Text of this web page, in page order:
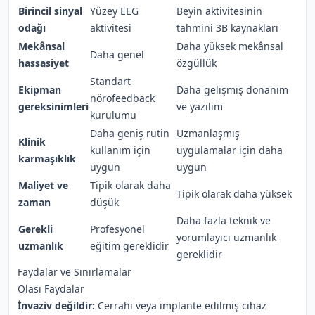
Birincil sinyal
odağı
Yüzey EEG
aktivitesi
Beyin aktivitesinin
tahmini 3B kaynakları
Mekânsal
hassasiyet
Daha genel
Daha yüksek mekânsal
özgüllük
Ekipman
gereksinimleri
Standart
nörofeedback
kurulumu
Daha gelişmiş donanım
ve yazılım
Klinik
karmaşıklık
Daha geniş rutin
kullanım için
uygun
Uzmanlaşmış
uygulamalar için daha
uygun
Maliyet ve
zaman
Tipik olarak daha
düşük
Tipik olarak daha yüksek
Gerekli
uzmanlık
Profesyonel
eğitim gereklidir
Daha fazla teknik ve
yorumlayıcı uzmanlık
gereklidir
Faydalar ve Sınırlamalar
Olası Faydalar
İnvaziv değildir: Cerrahi veya implante edilmiş cihaz